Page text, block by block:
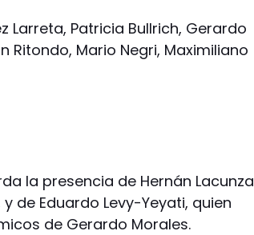
Larreta, Patricia Bullrich, Gerardo
Ritondo, Mario Negri, Maximiliano
la presencia de Hernán Lacunza
de Eduardo Levy-Yeyati, quien
de Gerardo Morales.